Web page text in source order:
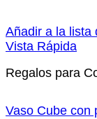
Añadir a la lista
Vista Rápida
Regalos para
Vaso Cube con